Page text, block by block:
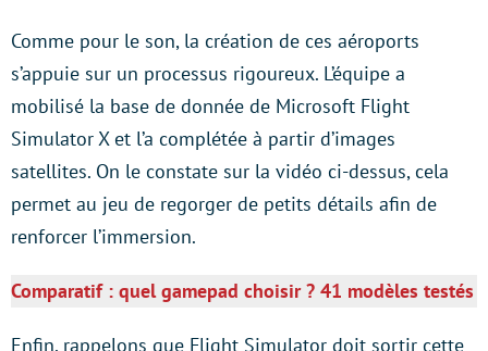
Comme pour le son, la création de ces aéroports
s’appuie sur un processus rigoureux. L’équipe a
mobilisé la base de donnée de Microsoft Flight
Simulator X et l’a complétée à partir d’images
satellites. On le constate sur la vidéo ci-dessus, cela
permet au jeu de regorger de petits détails afin de
renforcer l’immersion.
Comparatif : quel gamepad choisir ? 41 modèles testés
Enfin, rappelons que Flight Simulator doit sortir cette